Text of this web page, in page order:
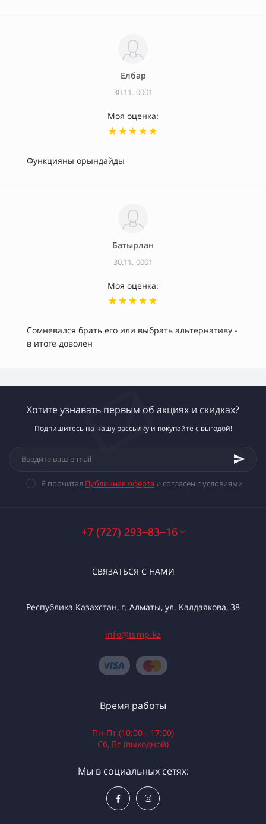
Елбар
30.11.-0001
Моя оценка:
Функцияны орындайды
Батырлан
30.11.-0001
Моя оценка:
Сомневался брать его или выбрать альтернативу -
в итоге доволен
Хотите узнавать первым об акциях и скидках?
Подпишитесь на нашу рассылку и покупайте с выгодой!
Я прочитал Публичная оферта и согласен с условиями
+7 (727) 293‒83‒16
СВЯЗАТЬСЯ С НАМИ
Республика Казахстан, г. Алматы, ул. Калдаякова, 38
info@tsmp.kz
Время работы
Пн-Пт (10:00 - 17:00)
Сб, Вс (выходной)
Мы в социальных сетях: